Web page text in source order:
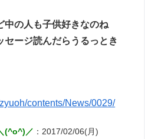
中の人も子供好きなのね
ージ読んだらうるっとき
contents/News/0029/
(^o^)／ ：2017/02/06(月)